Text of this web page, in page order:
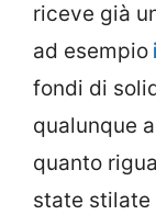
riceve già
ad esempio
fondi di
qualunque
quanto
state stilate